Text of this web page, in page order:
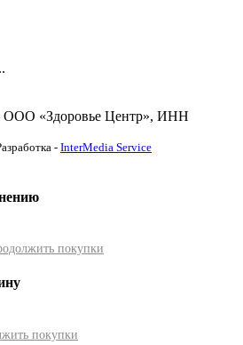
ООО «Здоровье Центр», ИНН
- InterMedia Service
покупки
покупки